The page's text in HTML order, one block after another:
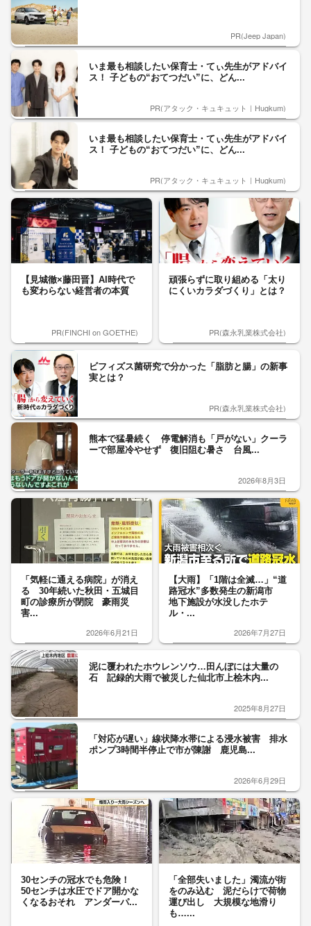
PR(Jeep Japan)
いま最も相談したい保育士・てぃ先生がアドバイ
ス！ 子どもの“おてつだい”に、どん...
PR(アタック・キュキュット｜Hugkum)
いま最も相談したい保育士・てぃ先生がアドバイ
ス！ 子どもの“おてつだい”に、どん...
PR(アタック・キュキュット｜Hugkum)
【見城徹×藤田晋】AI時代で
も変わらない経営者の本質
PR(FINCHI on GOETHE)
頑張らずに取り組める「太り
にくいカラダづくり」とは？
PR(森永乳業株式会社)
ビフィズス菌研究で分かった「脂肪と腸」の新事
実とは？
PR(森永乳業株式会社)
熊本で猛暑続く 停電解消も「戸がない」クーラ
ーで部屋冷やせず 復旧阻む暑さ 台風...
2026年8月3日
「気軽に通える病院」が消え
る 30年続いた秋田・五城目
町の診療所が閉院 豪雨災
害...
2026年6月21日
【大雨】「1階は全滅…」“道
路冠水”多数発生の新潟市
地下施設が水没したホテ
ル・...
2026年7月27日
泥に覆われたホウレンソウ…田んぼには大量の
石 記録的大雨で被災した仙北市上桧木内...
2025年8月27日
「対応が遅い」線状降水帯による浸水被害 排水
ポンプ3時間半停止で市が陳謝 鹿児島...
2026年6月29日
30センチの冠水でも危険！
50センチは水圧でドア開かな
くなるおそれ アンダーパ...
「全部失いました」濁流が街
をのみ込む 泥だらけで荷物
運び出し 大規模な地滑り
も…...